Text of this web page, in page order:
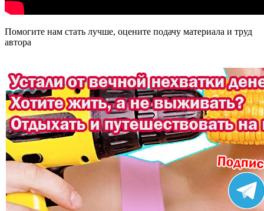
Помогите нам стать лучше, оцените подачу материала и труд
автора